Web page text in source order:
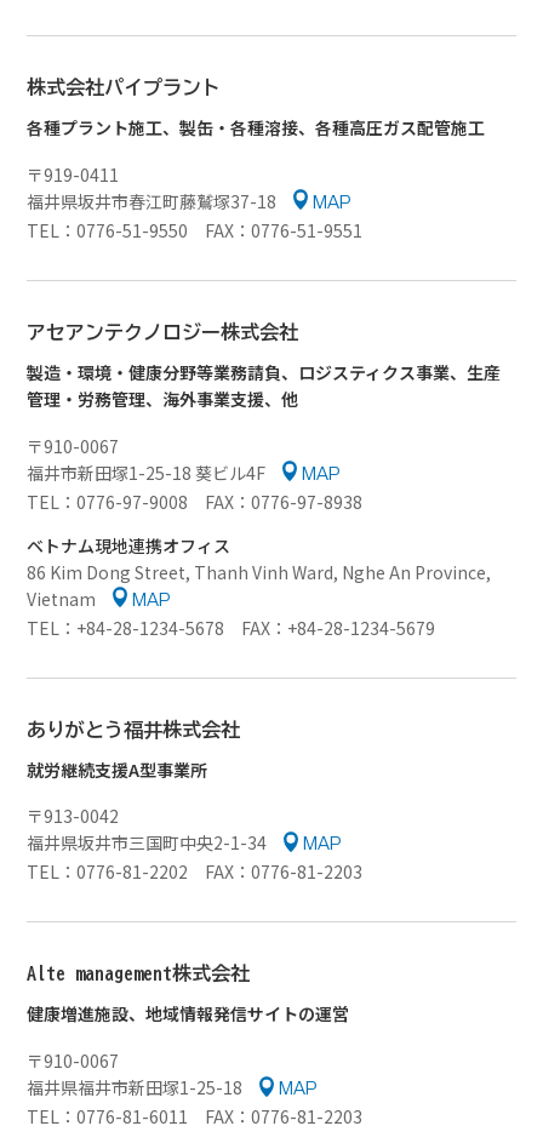
株式会社パイプラント
各種プラント施工、製缶・各種溶接、各種高圧ガス配管施工
〒919-0411
福井県坂井市春江町藤鷲塚37-18
MAP
TEL：0776-51-9550 FAX：0776-51-9551
アセアンテクノロジー株式会社
製造・環境・健康分野等業務請負、ロジスティクス事業、生産
管理・労務管理、海外事業支援、他
〒910-0067
福井市新田塚1-25-18 葵ビル4F
MAP
TEL：0776-97-9008 FAX：0776-97-8938
ベトナム現地連携オフィス
86 Kim Dong Street, Thanh Vinh Ward, Nghe An Province,
Vietnam
MAP
TEL：+84-28-1234-5678 FAX：+84-28-1234-5679
ありがとう福井株式会社
就労継続支援A型事業所
〒913-0042
福井県坂井市三国町中央2-1-34
MAP
TEL：0776-81-2202 FAX：0776-81-2203
Alte management株式会社
健康増進施設、地域情報発信サイトの運営
〒910-0067
福井県福井市新田塚1-25-18
MAP
TEL：0776-81-6011 FAX：0776-81-2203